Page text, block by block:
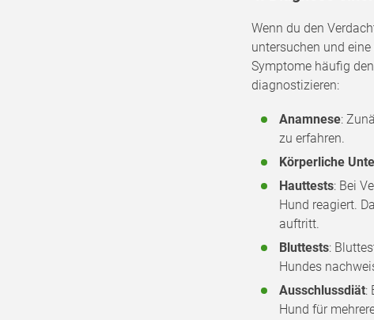
Wenn du den
untersuchen und
Symptome häufig
diagnostizieren:
Anamnese:
zu erfahren.
Körperliche
Hauttests: Bei
Hund reagiert.
auftritt.
Bluttests:
Hundes
Ausschlussdiät:
Hund für